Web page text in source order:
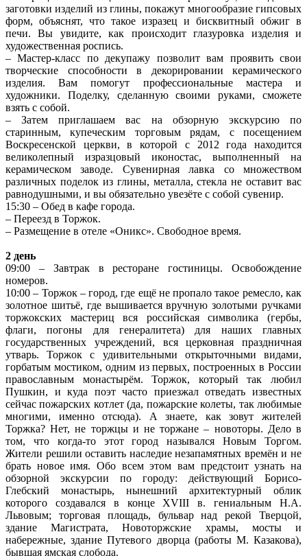
заготовки изделий из глины, покажут многообразие гипсовых
форм, объяснят, что такое изразец и бисквитный обжиг в
печи. Вы увидите, как происходит глазуровка изделия и
художественная роспись.
– Мастер-класс по декупажу позволит вам проявить свои
творческие способности в декорировании керамического
изделия. Вам помогут профессиональные мастера и
художники. Поделку, сделанную своими руками, сможете
взять с собой.
– Затем приглашаем вас на обзорную экскурсию по
старинным, купеческим торговым рядам, с посещением
Воскресенской церкви, в которой с 2012 года находится
великолепный изразцовый иконостас, выполненный на
керамическом заводе. Сувенирная лавка со множеством
различных поделок из глины, металла, стекла не оставит вас
равнодушными, и вы обязательно увезёте с собой сувенир.
15:30 – Обед в кафе города.
– Переезд в Торжок.
– Размещение в отеле «Оникс». Свободное время.
2 день
09:00 – Завтрак в ресторане гостиницы. Освобождение
номеров.
10:00 – Торжок – город, где ещё не пропало такое ремесло, как
золотное шитьё, где вышивается вручную золотыми ручками
торжокских мастериц вся российская символика (гербы,
флаги, погоны для генералитета) для наших главных
государственных учреждений, вся церковная праздничная
утварь. Торжок с удивительными открыточными видами,
горбатым мостиком, одним из первых, построенных в России
православным монастырём. Торжок, который так любил
Пушкин, и куда поэт часто приезжал отведать известных
сейчас пожарских котлет (да, пожарские колеты, так любимые
многими, именно отсюда). А знаете, как зовут жителей
Торжка? Нет, не торжцы и не торжане – новоторы. Дело в
том, что когда-то этот город назывался Новым Торгом.
Жители решили оставить наследие незапамятных времён и не
брать новое имя. Обо всем этом вам предстоит узнать на
обзорной экскурсии по городу: действующий Борисо-
Глебский монастырь, нынешний архитектурный облик
которого создавался в конце XVIII в. гениальным Н.А.
Львовым; торговая площадь, бульвар над рекой Тверцой,
здание Магистрата, Новоторжские храмы, мосты и
набережные, здание Путевого дворца (работы М. Казакова),
бывшая ямская слобода.